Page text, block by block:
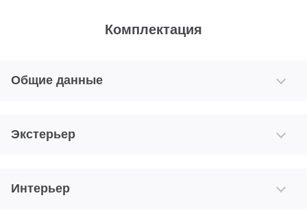
Комплектация
Общие данные
Экстерьер
Интерьер